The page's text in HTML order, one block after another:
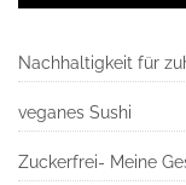
Nachhaltigkeit für
veganes Sushi
Zuckerfrei- Meine